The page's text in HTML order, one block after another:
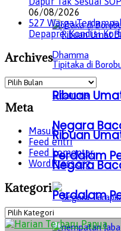
Ribuan
Negara
Perdalam
Ribuan
Negara
Perdalam
06/08/2026
527 Warga
Depapre, Kondisi
Archives
Archives
Meta
Masuk
Feed entri
Feed komentar
WordPress.org
Kategori
Kategori